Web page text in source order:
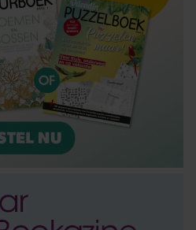
gebruik van hun services. U
als u onze website blijft